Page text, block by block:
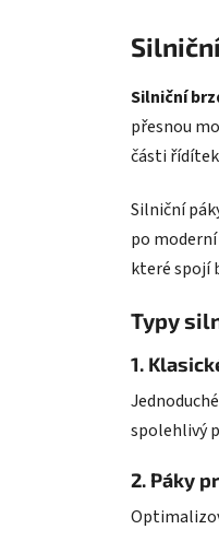
Silniční
přesnou
části
Silniční
po
které spojí
Typy
1.
spolehlivý
2. Páky